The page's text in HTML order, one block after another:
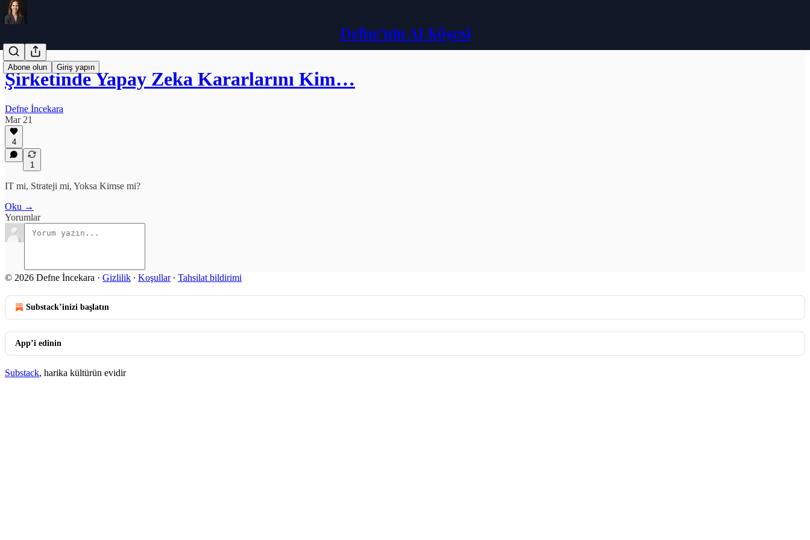
Defne'nin AI Köşesi
Abone olun Giriş yapın
Şirketinde Yapay Zeka Kararlarını Kim…
Defne İncekara
Mar 21
4
1
IT mi, Strateji mi, Yoksa Kimse mi?
Oku →
Yorumlar
© 2026 Defne İncekara · Gizlilik ∙ Koşullar∙ Tahsilat bildirimi
Substack’inizi başlatın
App’i edinin
Substack, harika kültürün evidir